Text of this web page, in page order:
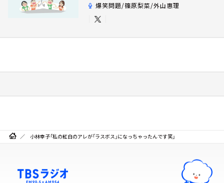
爆笑問題/篠原梨菜/外山惠理
小林幸子「私の紅白のアレが「ラスボス」になっちゃったんです笑」